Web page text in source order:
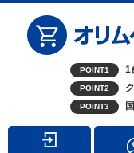
POINT1 1
POINT2
POINT3